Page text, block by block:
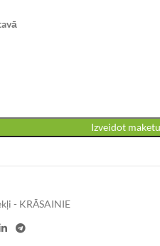
Izveidot maketu
- KRĀSAINIE